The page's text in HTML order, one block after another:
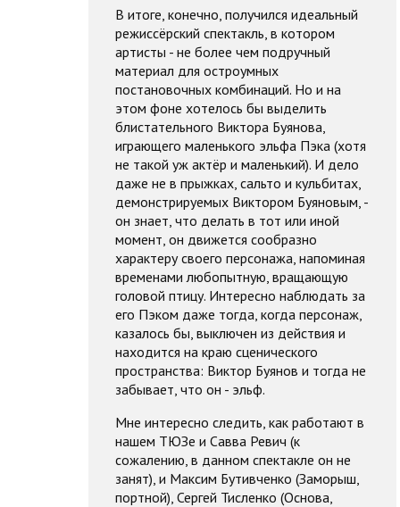
В итоге, конечно, получился идеальный
режиссёрский спектакль, в котором
артисты - не более чем подручный
материал для остроумных
постановочных комбинаций. Но и на
этом фоне хотелось бы выделить
блистательного Виктора Буянова,
играющего маленького эльфа Пэка (хотя
не такой уж актёр и маленький). И дело
даже не в прыжках, сальто и кульбитах,
демонстрируемых Виктором Буяновым, -
он знает, что делать в тот или иной
момент, он движется сообразно
характеру своего персонажа, напоминая
временами любопытную, вращающую
головой птицу. Интересно наблюдать за
его Пэком даже тогда, когда персонаж,
казалось бы, выключен из действия и
находится на краю сценического
пространства: Виктор Буянов и тогда не
забывает, что он - эльф.
Мне интересно следить, как работают в
нашем ТЮЗе и Савва Ревич (к
сожалению, в данном спектакле он не
занят), и Максим Бутивченко (Заморыш,
портной), Сергей Тисленко (Основа,